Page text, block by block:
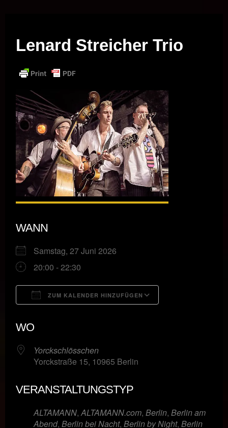
Lenard Streicher Trio
WANN
Samstag, 27 Juni 2026
20:00 - 22:30
ZUM KALENDER HINZUFÜGEN
WO
Yorckschlösschen
Yorckstraße 15, 10965 Berlin
VERANSTALTUNGSTYP
ALTAMANN,ALTAMANN.com, Berlin, Berlin am
Abend, Berlin bei Nacht, Berlin by Night, Berlin